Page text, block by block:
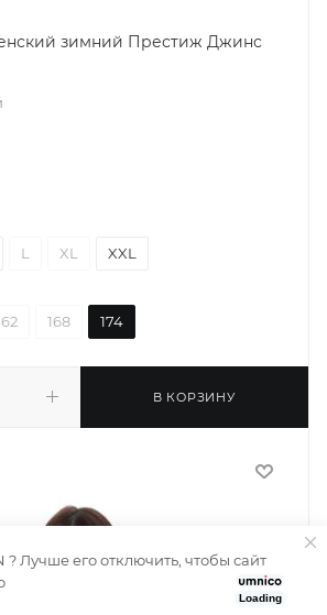
зимний Престиж Джинс
В КОРЗИНУ
L XL XXL
168 174
Loading
? Лучше его отключить, чтобы сайт